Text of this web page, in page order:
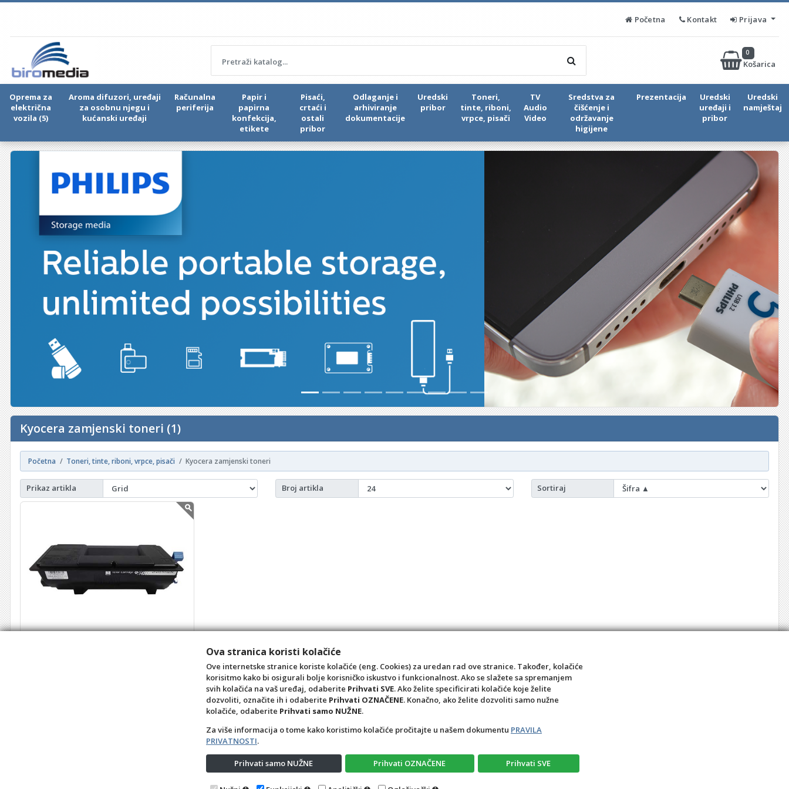
Početna Kontakt Prijava
Košarica
0
Oprema za
električna
vozila (5)
Aroma difuzori, uređaji
za osobnu njegu i
kućanski uređaji
Računalna
periferija
Papir i
papirna
konfekcija,
etikete
Pisaći,
crtaći i
ostali
pribor
Odlaganje i
arhiviranje
dokumentacije
Uredski
pribor
Toneri,
tinte, riboni,
vrpce, pisači
TV
Audio
Video
Sredstva za
čišćenje i
održavanje
higijene
Prezentacija
Uredski
uređaji i
pribor
Uredski
namještaj
Kyocera zamjenski toneri (1)
Početna Toneri, tinte, riboni, vrpce, pisači Kyocera zamjenski toneri
Prikaz artikla Broj artikla Sortiraj
Opći uvjeti Pravila privatnosti Raskid ugovora – povrat Prigovor potrošača – reklamacije
Ova stranica koristi kolačiće
Ove internetske stranice koriste kolačiće (eng. Cookies) za uredan rad ove stranice. Također, kolačiće
korisitmo kako bi osigurali bolje korisničko iskustvo i funkcionalnost. Ako se slažete sa spremanjem
svih kolačića na vaš uređaj, odaberite Prihvati SVE. Ako želite specificirati kolačiće koje želite
dozvoliti, označite ih i odaberite Prihvati OZNAČENE. Konačno, ako želite dozvoliti samo nužne
kolačiće, odaberite Prihvati samo NUŽNE.
Za više informacija o tome kako koristimo kolačiće pročitajte u našem dokumentu PRAVILA
PRIVATNOSTI.
Prihvati samo NUŽNE Prihvati OZNAČENE Prihvati SVE